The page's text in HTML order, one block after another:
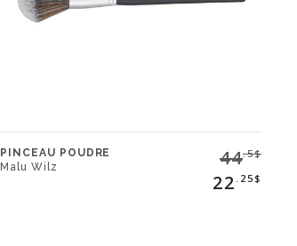
PINCEAU POUDRE
Malu Wilz
44.5$
22.25$